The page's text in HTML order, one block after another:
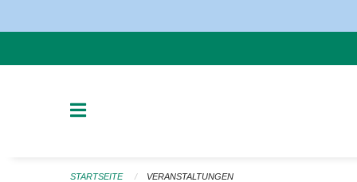
STARTSEITE VERANSTALTUNGEN